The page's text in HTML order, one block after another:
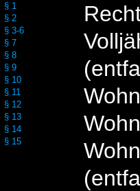
§ 1
§ 2
§ 3-6
§ 7
§ 8
§ 9
§ 10
§ 11
§ 12
§ 13
§ 14
§ 15